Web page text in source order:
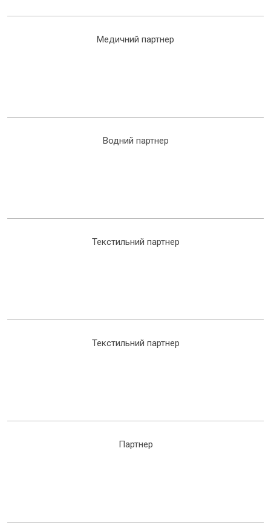
Медичний партнер
Водний партнер
Текстильний партнер
Текстильний партнер
Партнер